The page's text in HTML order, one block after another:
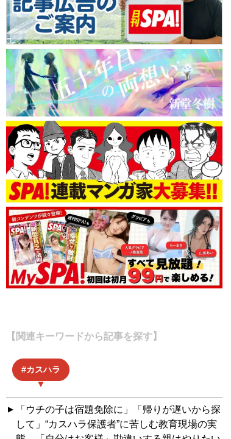
【関連キーワードから記事を探す】
カスハラ
「ウチの子は宿題免除に」「帰りが遅いから探
して」“カスハラ保護者”に苦しむ教育現場の実